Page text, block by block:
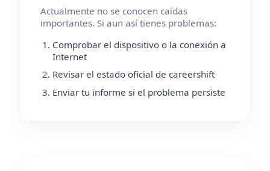
Actualmente no se conocen caídas
importantes. Si aun así tienes problemas:
Comprobar el dispositivo o la conexión a
Internet
Revisar el estado oficial de careershift
Enviar tu informe si el problema persiste